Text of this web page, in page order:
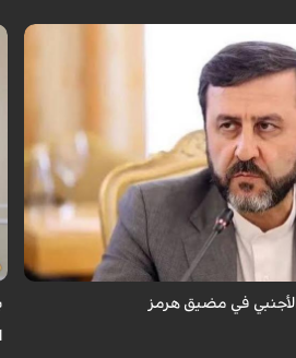
غريب آبادي، إن إيران لن تقبل بالتدخل
الأجنبي في مضيق هرمز